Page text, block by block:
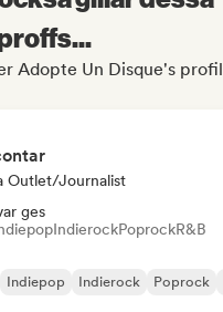
Adopte Un Disque's profil
Outlet/Journalist
ges
IndierockPoprockR&B
Indiepop Indierock Poprock